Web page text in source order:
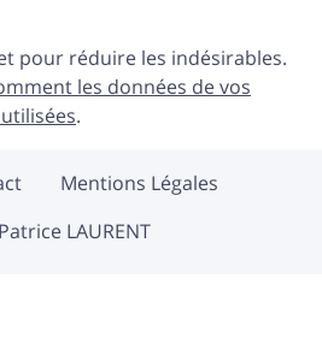
pour réduire les indésirables.
les données de vos
.
Mentions Légales
LAURENT